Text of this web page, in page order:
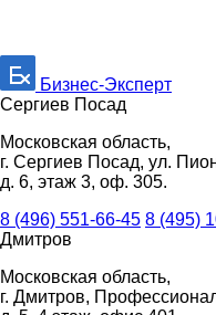
Бизнес-Эксперт
Сергиев Посад
Московская область,
г. Сергиев Посад, ул.
д. 6, этаж 3, оф. 305.
8 (496) 551-66-45 8 (495)
Дмитров
Московская область,
г. Дмитров,